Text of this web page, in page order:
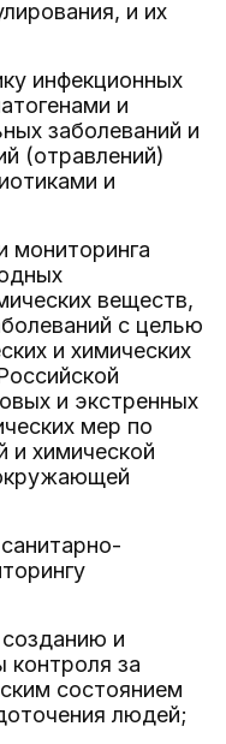
и их
инфекционных
и
заболеваний и
(отравлений)
и
мониторинга
веществ,
с целью
и химических
и экстренных
мер по
и химической
созданию и
контроля за
состоянием
людей;